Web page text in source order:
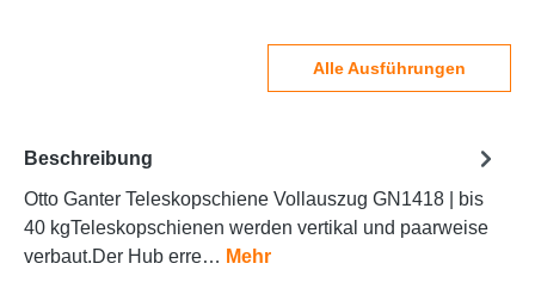
Alle Ausführungen
Beschreibung
Otto Ganter Teleskopschiene Vollauszug GN1418 | bis
40 kgTeleskopschienen werden vertikal und paarweise
verbaut.Der Hub erre… Mehr